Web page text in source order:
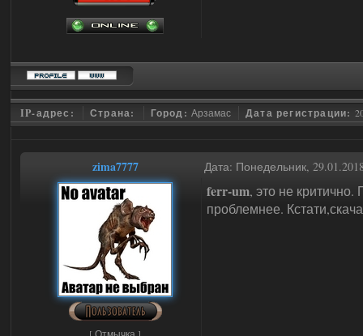
IP-адрес: Страна: Город:Арзамас Дата регистрации:
zima7777 Дата: Понедельник,
ferr-um, это не
проблемнее.